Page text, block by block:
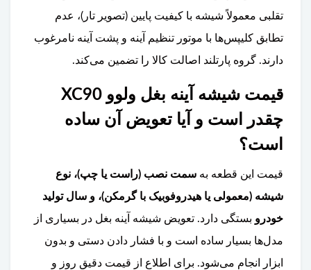
تقلبی معمولاً شیشه با کیفیت پایین (تصویر تار)، عدم
تطابق کلیپس‌ها با موتور تنظیم آینه و پشت آینه نامرغوب
دارند. گروه پارتلند اصالت کالا را تضمین می‌کند.
قیمت شیشه آینه بغل ولوو XC90
چقدر است و آیا تعویض آن ساده
است؟
قیمت این قطعه به سمت نصب (راست یا چپ)، نوع
شیشه (معمولی یا هیدروفوبیک با گرمکن)، و سال تولید
خودرو بستگی دارد. تعویض شیشه آینه بغل در بسیاری از
مدل‌ها بسیار ساده است و با فشار دادن دستی و بدون
ابزار انجام می‌شود. برای اطلاع از قیمت دقیق روز و